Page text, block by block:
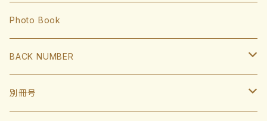
前田悠伍
山川穂高
近藤健介
中村晃
監督・コーチ
小久保裕紀監督
斉藤和巳
Photo Book
BACK NUMBER
2022
別冊号